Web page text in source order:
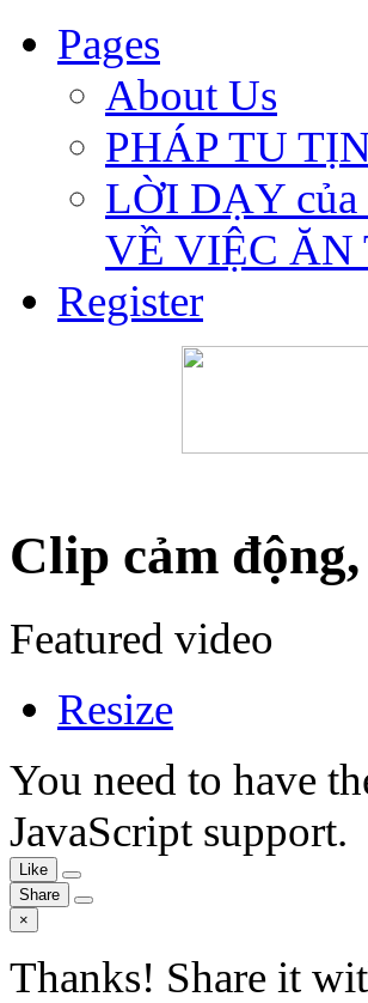
Pages
About Us
PHÁP TU
LỜI DẠY của
VỀ VIỆC ĂN
Register
Clip cảm
Featured video
Resize
You need to have
JavaScript support.
Like
Share
×
Thanks! Share it